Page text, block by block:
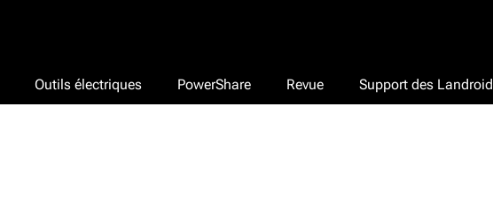
Outils électriques PowerShare Revue Support des Landroid